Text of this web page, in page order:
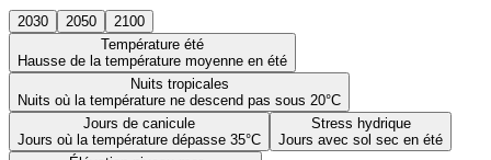
2030 2050
2100
Température été
Hausse de la température moyenne en été
Nuits tropicales
Nuits où la température ne descend pas sous 20°C
Jours de canicule
Jours où la température dépasse 35°C
Stress hydrique
Jours avec sol sec en été